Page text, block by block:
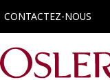
CONTACTEZ-NOUS
Main